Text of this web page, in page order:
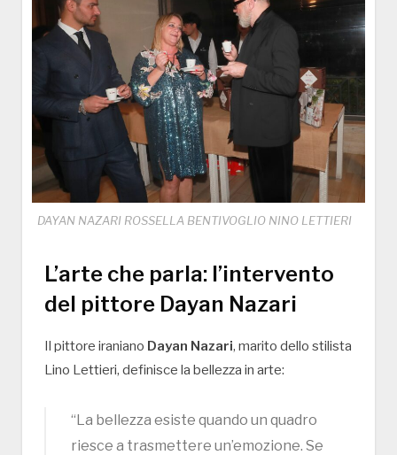
DAYAN NAZARI ROSSELLA BENTIVOGLIO NINO LETTIERI
L’arte che parla: l’intervento
del pittore Dayan Nazari
Il pittore iraniano Dayan Nazari, marito dello stilista
Lino Lettieri, definisce la bellezza in arte:
“La bellezza esiste quando un quadro
riesce a trasmettere un’emozione. Se